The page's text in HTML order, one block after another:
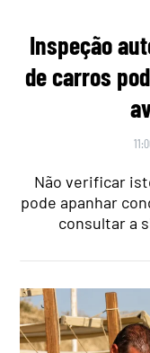
Inspeção
de carros
Não verificar
pode apanhar
consultar a